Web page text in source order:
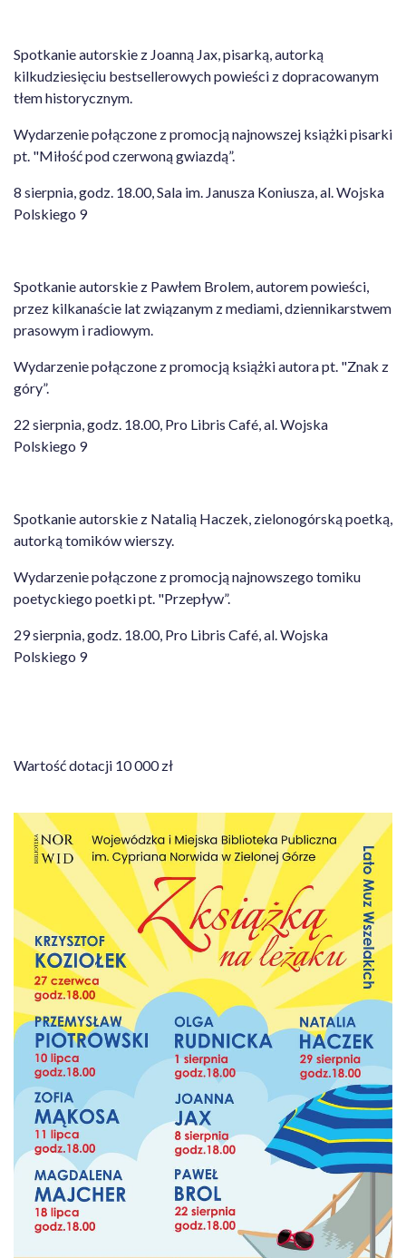
Spotkanie autorskie z Joanną Jax, pisarką, autorką
kilkudziesięciu bestsellerowych powieści z dopracowanym
tłem historycznym.
Wydarzenie połączone z promocją najnowszej książki pisarki
pt. "Miłość pod czerwoną gwiazdą”.
8 sierpnia, godz. 18.00, Sala im. Janusza Koniusza, al. Wojska
Polskiego 9
Spotkanie autorskie z Pawłem Brolem, autorem powieści,
przez kilkanaście lat związanym z mediami, dziennikarstwem
prasowym i radiowym.
Wydarzenie połączone z promocją książki autora pt. "Znak z
góry”.
22 sierpnia, godz. 18.00, Pro Libris Café, al. Wojska
Polskiego 9
Spotkanie autorskie z Natalią Haczek, zielonogórską poetką,
autorką tomików wierszy.
Wydarzenie połączone z promocją najnowszego tomiku
poetyckiego poetki pt. "Przepływ”.
29 sierpnia, godz. 18.00, Pro Libris Café, al. Wojska
Polskiego 9
Wartość dotacji 10 000 zł